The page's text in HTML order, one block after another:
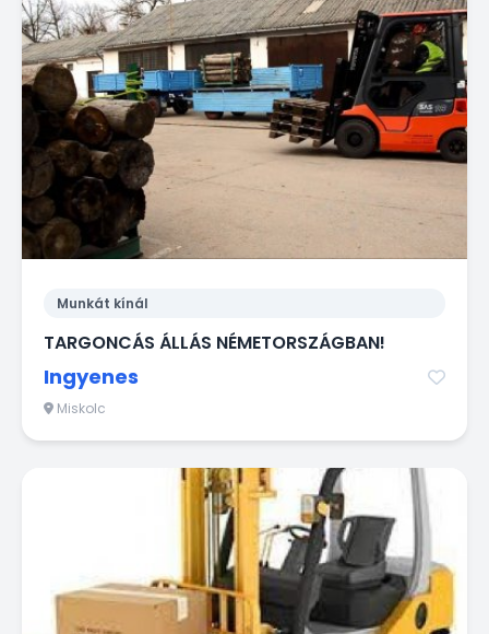
Munkát kínál
TARGONCÁS ÁLLÁS NÉMETORSZÁGBAN!
Ingyenes
Miskolc